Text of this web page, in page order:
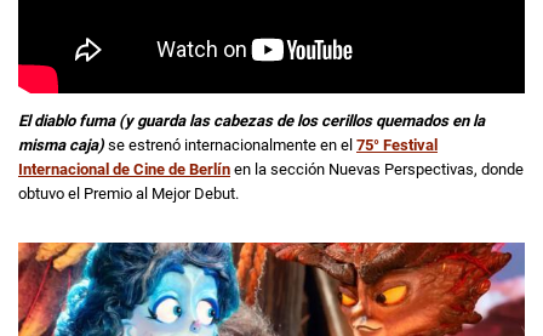
El diablo fuma (y guarda las cabezas de los cerillos quemados en la
misma caja) se estrenó internacionalmente en el 75° Festival
Internacional de Cine de Berlín en la sección Nuevas Perspectivas, donde
obtuvo el Premio al Mejor Debut.